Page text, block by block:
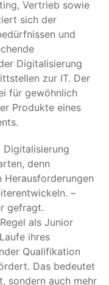
Vertrieb sowie
sich der
und
Digitalisierung
zur IT. Der
für gewöhnlich
Produkte eines
Digitalisierung
denn
Herausforderungen
–
gefragt.
als Junior
ihres
Qualifikation
Das bedeutet
sondern auch mehr